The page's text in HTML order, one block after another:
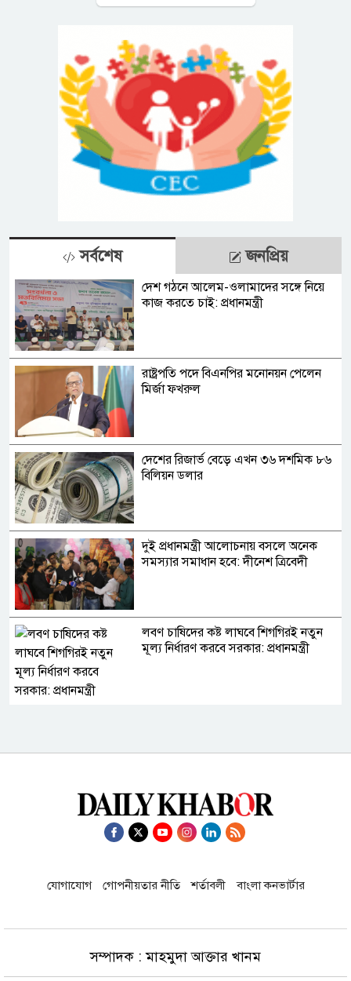
সর্বশেষ জনপ্রিয়
দেশ গঠনে আলেম-ওলামাদের সঙ্গে নিয়ে
কাজ করতে চাই: প্রধানমন্ত্রী
রাষ্ট্রপতি পদে বিএনপির মনোনয়ন পেলেন
মির্জা ফখরুল
দেশের রিজার্ভ বেড়ে এখন ৩৬ দশমিক ৮৬
বিলিয়ন ডলার
দুই প্রধানমন্ত্রী আলোচনায় বসলে অনেক
সমস্যার সমাধান হবে: দীনেশ ত্রিবেদী
লবণ চাষিদের কষ্ট লাঘবে শিগগিরই নতুন
মূল্য নির্ধারণ করবে সরকার: প্রধানমন্ত্রী
জ্বালানি উৎসের বৈচিত্র্য নিশ্চিতের তাগিদ
প্রধানমন্ত্রীর
বিস্ফোরণ-আগুন
রোমে ৪০ ঘণ্টা আটকে পড়া বিমান ঢাকায়
ফিরেছে
যোগাযোগ গোপনীয়তার নীতি শর্তাবলী বাংলা কনভার্টার
সম্পাদক : মাহমুদা আক্তার খানম